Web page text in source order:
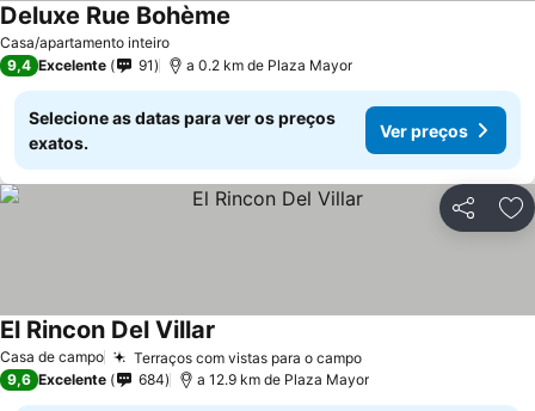
Casa/apartamento inteiro
Deluxe Rue Bohème
9,4 Excelente 91 a 0.2 km de Plaza Mayor
Selecione as datas para ver os preços
exatos.
Ver preços
Partilhar
Casa de campo Terraços com vistas para o campoVer preços
El Rincon Del Villar
9,6 Excelente 684 a 12.9 km de Plaza Mayor